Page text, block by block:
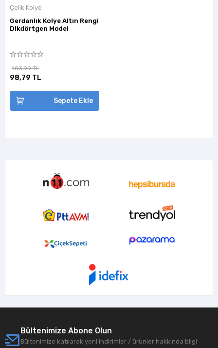
Çelik Kolye
Gerdanlık Kolye Altın Rengi
Dikdörtgen Model
103,99 TL
98,79 TL
Sepete Ekle
Bültenimize Abone Olun
Bültenimize katılarak yeni indirimler / ürünler hakkında bilgi